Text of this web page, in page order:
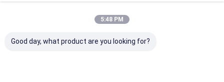
5:48 PM
Good day, what product are you looking for?